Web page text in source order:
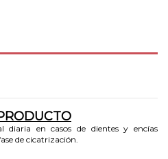
diaria en casos de dientes y encías
de cicatrización.